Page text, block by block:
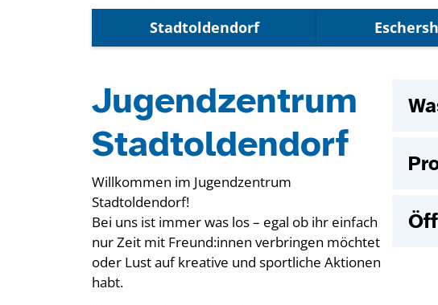
Stadtoldendorf
Jugendzentrum
Stadtoldendorf
Willkommen im Jugendzentrum
Stadtoldendorf!
Bei uns ist immer was los – egal ob ihr einfach
nur Zeit mit Freund:innen verbringen möchtet
oder Lust auf kreative und sportliche Aktionen
habt.